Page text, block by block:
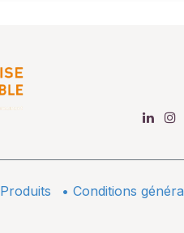
​Produits • Conditions